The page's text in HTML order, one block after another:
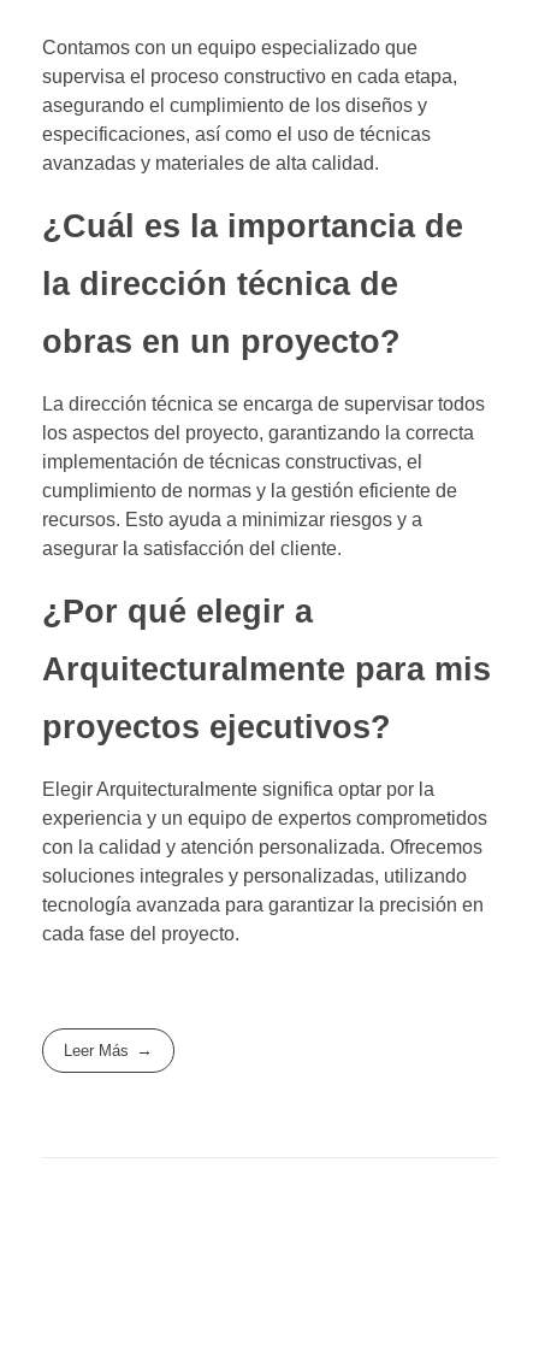
Contamos con un equipo especializado que
supervisa el proceso constructivo en cada etapa,
asegurando el cumplimiento de los diseños y
especificaciones, así como el uso de técnicas
avanzadas y materiales de alta calidad.
¿Cuál es la importancia de
la dirección técnica de
obras en un proyecto?
La dirección técnica se encarga de supervisar todos
los aspectos del proyecto, garantizando la correcta
implementación de técnicas constructivas, el
cumplimiento de normas y la gestión eficiente de
recursos. Esto ayuda a minimizar riesgos y a
asegurar la satisfacción del cliente.
¿Por qué elegir a
Arquitecturalmente para mis
proyectos ejecutivos?
Elegir Arquitecturalmente significa optar por la
experiencia y un equipo de expertos comprometidos
con la calidad y atención personalizada. Ofrecemos
soluciones integrales y personalizadas, utilizando
tecnología avanzada para garantizar la precisión en
cada fase del proyecto.
Leer Más